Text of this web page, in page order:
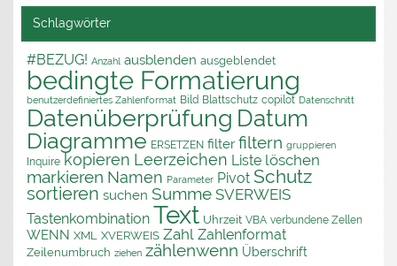
Schlagwörter
#BEZUG! Anzahl ausblenden ausgeblendet
bedingte Formatierung
benutzerdefiniertes Zahlenformat Bild Blattschutz copilot Datenschnitt
Datenüberprüfung Datum
Diagramme ERSETZEN filter filtern gruppieren
Inquire kopieren Leerzeichen Liste löschen
markieren Namen Parameter Pivot Schutz
sortieren suchen Summe SVERWEIS
Tastenkombination Text Uhrzeit VBA verbundene Zellen
WENN XML XVERWEIS Zahl Zahlenformat
Zeilenumbruch ziehen zählenwenn Überschrift